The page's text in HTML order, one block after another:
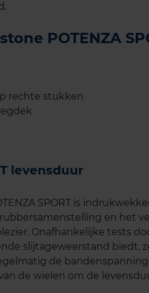
POTENZA
rechte stukken
levensduur
SPORT is
en het
Onafhankelijke tests
slijtageweerstand biedt,
de
de wielen om de